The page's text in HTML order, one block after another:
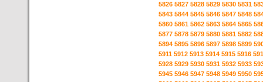
5826 5827 5828 5829 5830 5831
5843 5844 5845 5846 5847 5848
5860 5861 5862 5863 5864 5865
5877 5878 5879 5880 5881 5882
5894 5895 5896 5897 5898 5899
5911 5912 5913 5914 5915 5916
5928 5929 5930 5931 5932 5933
5945 5946 5947 5948 5949 5950